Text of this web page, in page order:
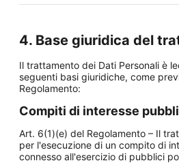
4. Base giuridica del
Il trattamento dei Dati Personali è
seguenti basi giuridiche, come
Regolamento:
Compiti di interesse
Art. 6(1)(e) del Regolamento – Il
per l'esecuzione di un compito di
connesso all'esercizio di pubblici